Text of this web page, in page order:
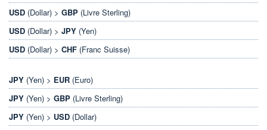
USD (Dollar) > GBP (Livre Sterling)
USD (Dollar) > JPY (Yen)
USD (Dollar) > CHF (Franc Suisse)
JPY (Yen) > EUR (Euro)
JPY (Yen) > GBP (Livre Sterling)
JPY (Yen) > USD (Dollar)